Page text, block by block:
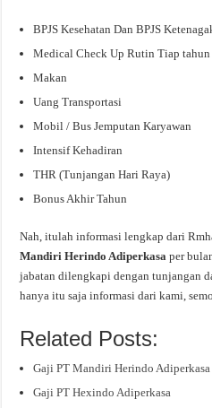
BPJS Kesehatan Dan BPJS
Medical Check Up Rutin Tiap tahun
Makan
Uang Transportasi
Mobil / Bus Jemputan Karyawan
Intensif Kehadiran
THR (Tunjangan Hari Raya)
Bonus Akhir Tahun
Nah, itulah informasi lengkap dari
Mandiri Herindo Adiperkasaper
jabatan dilengkapi dengan tunjangan
hanya itu saja informasi dari kami,
Related Posts:
Gaji PT Mandiri Herindo
Gaji PT Hexindo Adiperkasa